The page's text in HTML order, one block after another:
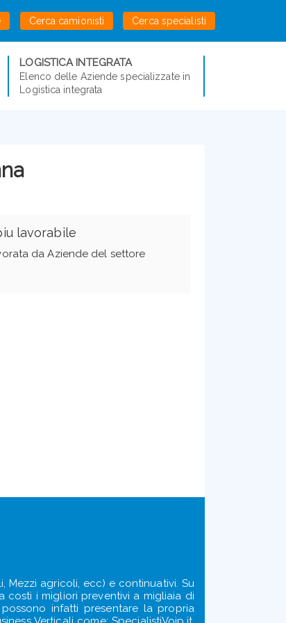
Cerca camionisti Cerca specialisti
LOGISTICA INTEGRATA
Elenco delle Aziende specializzate in
Logistica integrata
lavorabile
da Aziende del settore
Mezzi agricoli, ecc) e continuativi. Su
costi i migliori preventivi a migliaia di
infatti presentare la propria